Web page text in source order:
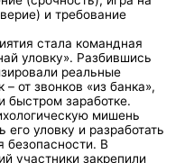
и требование
стала командная
уловку». Разбившись
реальные
от звонков «из банка»,
заработке.
мишень
уловку и разработать
безопасности. В
участники закрепили